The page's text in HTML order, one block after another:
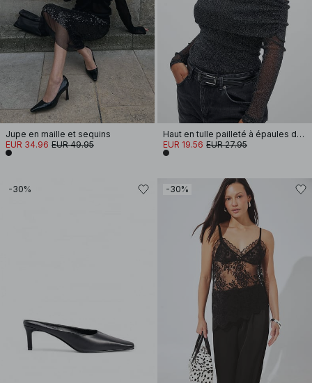
Jupe en maille et sequins
EUR 34.96 EUR 49.95
Haut en tulle pailleté à épaules dénudées
EUR 19.56 EUR 27.95
-30% -30%